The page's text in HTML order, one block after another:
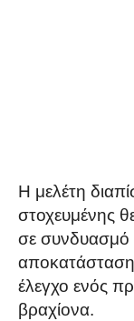
Η μελέτη
στοχευμένης
σε συνδυασμό
έλεγχο ενός
βραχίονα.